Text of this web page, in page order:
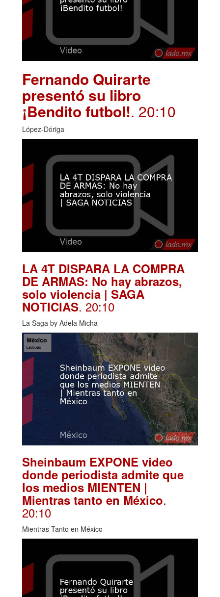
Fernando Quirarte
presentó su libro
¡Bendito futbol!. 20:10
López-Dóriga
LA 4T DISPARA LA COMPRA
DE ARMAS: No hay abrazos,
solo violencia | SAGA
NOTICIAS. 20:10
La Saga by Adela Micha
Sheinbaum EXPONE video
donde periodista admite que
los medios MIENTEN |
Mientras tanto en México.
20:10
Mientras Tanto en México